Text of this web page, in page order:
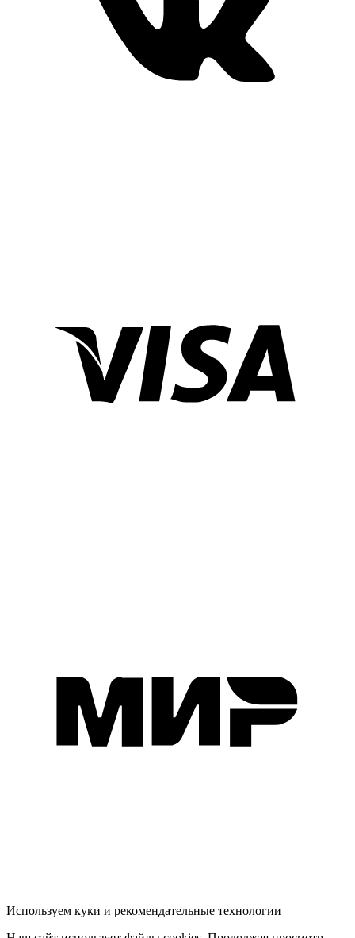
Используем куки и рекомендательные технологии